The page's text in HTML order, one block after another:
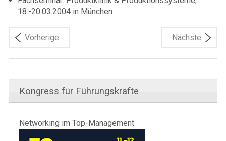
18.-20.03.2004 in München
Vorherige Nächste
Kongress für Führungskräfte
Networking im Top-Management